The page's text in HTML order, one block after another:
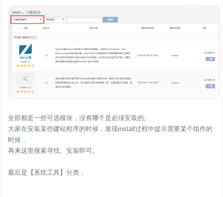
全部都是一些可选模块，没有哪个是必须安装的。
大家在安装某些建站程序的时候，发现install过程中提示需要某个组件的
时候，
再来这里搜索寻找、安装即可。
最后是【系统工具】分类，